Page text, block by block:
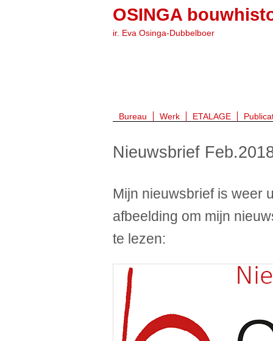
OSINGA
ir. Eva Osinga-Dubbelboer
Bureau Werk ETALAGE
Nieuwsbrief
Mijn nieuwsbrief is weer
afbeelding om mijn
te lezen: